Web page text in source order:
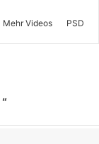
Mehr Videos PSD